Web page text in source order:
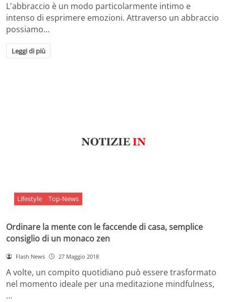
L'abbraccio è un modo particolarmente intimo e
intenso di esprimere emozioni. Attraverso un abbraccio
possiamo…
Leggi di più
Lifestyle Top-News
Ordinare la mente con le faccende di casa, semplice
consiglio di un monaco zen
Flash News 27 Maggio 2018
A volte, un compito quotidiano può essere trasformato
nel momento ideale per una meditazione mindfulness,
…